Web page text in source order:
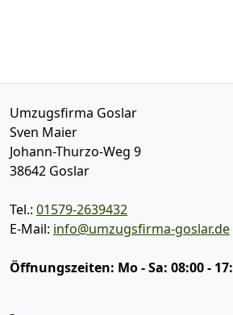
Umzugsfirma Goslar
Sven Maier
Johann-Thurzo-Weg 9
38642 Goslar
Tel.: 01579-2639432
E-Mail: info@umzugsfirma-goslar.de
Öffnungszeiten: Mo - Sa: 08:00 -